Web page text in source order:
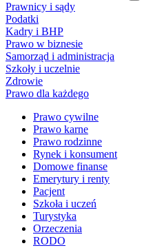
Prawnicy i sądy
Podatki
Kadry i BHP
Prawo w biznesie
Samorząd i administracja
Szkoły i uczelnie
Zdrowie
Prawo dla każdego
Prawo cywilne
Prawo karne
Prawo rodzinne
Rynek i konsument
Domowe finanse
Emerytury i renty
Pacjent
Szkoła i uczeń
Turystyka
Orzeczenia
RODO